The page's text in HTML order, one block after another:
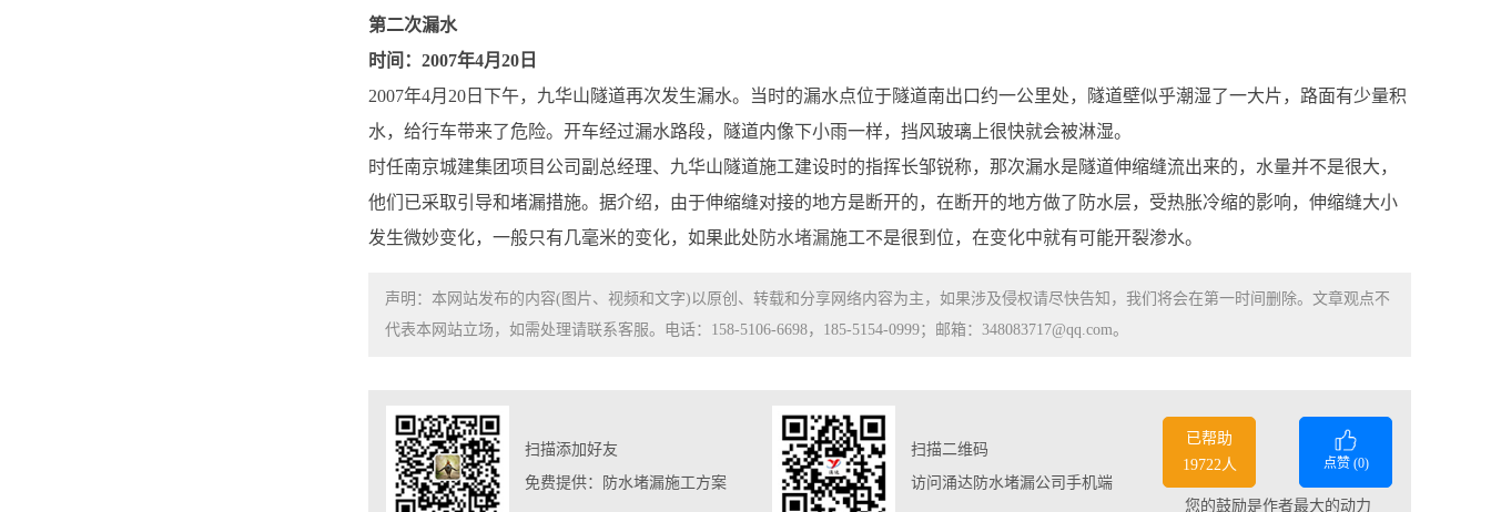
第二次漏水
时间：2007年4月20日
2007年4月20日下午，九华山隧道再次发生漏水。当时的漏水点位于隧道南出口约一公里处，隧道壁似乎潮湿了一大片，路面有少量积
水，给行车带来了危险。开车经过漏水路段，隧道内像下小雨一样，挡风玻璃上很快就会被淋湿。
时任南京城建集团项目公司副总经理、九华山隧道施工建设时的指挥长邹锐称，那次漏水是隧道伸缩缝流出来的，水量并不是很大，
他们已采取引导和堵漏措施。据介绍，由于伸缩缝对接的地方是断开的，在断开的地方做了防水层，受热胀冷缩的影响，伸缩缝大小
发生微妙变化，一般只有几毫米的变化，如果此处 防水堵漏施工不是很到位，在变化中就有可能开裂渗水。
声明：本网站发布的内容(图片、视频和文字)以原创、转载和分享网络内容为主，如果涉及侵权请尽快告知，我们将会在第一时间删除。文章观点不
代表本网站立场，如需处理请联系客服。电话：158-5106-6698，185-5154-0999；邮箱：348083717@qq.com。
扫描添加好友
免费提供：防水堵漏施工方案
扫描二维码
访问涌达防水堵漏公司手机端
已帮助
19722人
点赞 (0)
您的鼓励是作者最大的动力